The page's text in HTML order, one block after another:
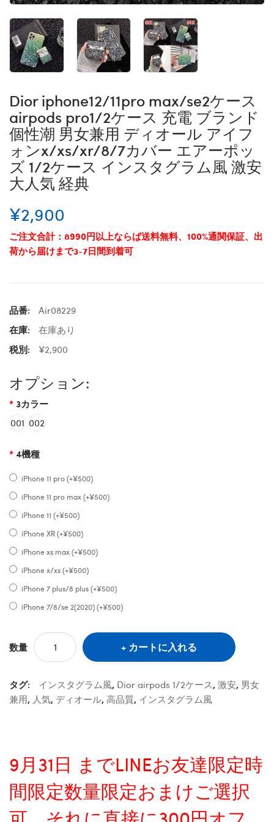
Dior iphone12/11pro max/se2ケース
airpods pro1/2ケース 充電 ブランド
個性潮 男女兼用 ディオール アイフ
ォンx/xs/xr/8/7カバー エアーポッ
ズ 1/2ケース インスタグラム風 激安
大人気 経典
¥2,900
ご注文合計：8990円以上ならば送料無料、100%通関保証、出
荷から届けまで3-7日間到着可
品番:
Air08229
在庫:
在庫あり
税別:
¥2,900
オプション:
3カラー
001 002
4機種
iPhone 11 pro (+¥500)
iPhone 11 pro max (+¥500)
iPhone 11 (+¥500)
iPhone XR (+¥500)
iPhone xs max (+¥500)
iPhone x/xs (+¥500)
iPhone 7 plus/8 plus (+¥500)
iPhone 7/8/se 2(2020) (+¥500)
数量 カートに入れる
タグ: インスタグラム風, Dior airpods 1/2ケース, 激安, 男女
兼用, 人気, ディオール, 高品質, インスタグラム風
9月31日 までLINEお友達限定時
間限定数量限定おまけご選択